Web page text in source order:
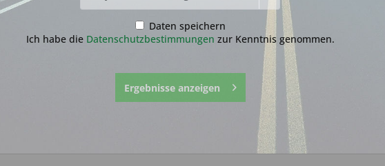
Fragen zum Artikel?
Daten speichern
Ich habe die Datenschutzbestimmungen zur Kenntnis genommen.
Ergebnisse anzeigen